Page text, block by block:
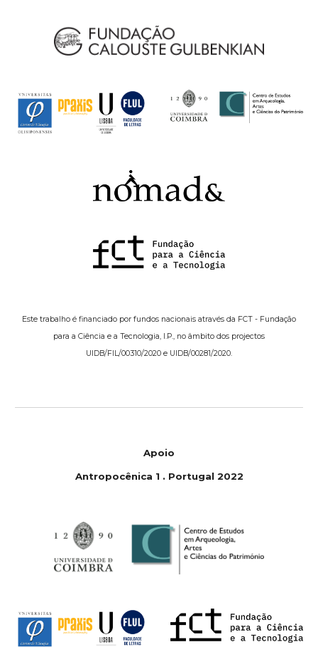
Este trabalho é financiado por fundos nacionais através da FCT - Fundação
para a Ciência e a Tecnologia, I.P., no âmbito dos projectos
UIDB/FIL/00310/2020 e UIDB/00281/2020.
Apoio
Antropocênica 1. Portugal 2022